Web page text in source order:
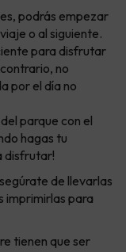
podrás empezar
o al siguiente.
para disfrutar
no
por el día no
parque con el
hagas tu
disfrutar!
de llevarlas
imprimirlas para
tienen que ser